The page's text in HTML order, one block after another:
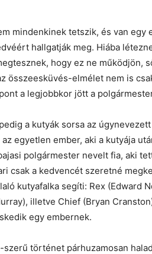
mindenkinek tetszik, és van egy
hallgatják meg. Hiába
hogy ez ne működjön,
összeesküvés-elmélet nem is
a legjobbkor jött a
a kutyák sorsa az
egyetlen ember, aki a kutyája
polgármester nevelt fia, aki
csak a kedvencét szeretné
kutyafalka segíti: Rex (Edward
illetve Chief (Bryan
egy embernek.
történet párhuzamosan